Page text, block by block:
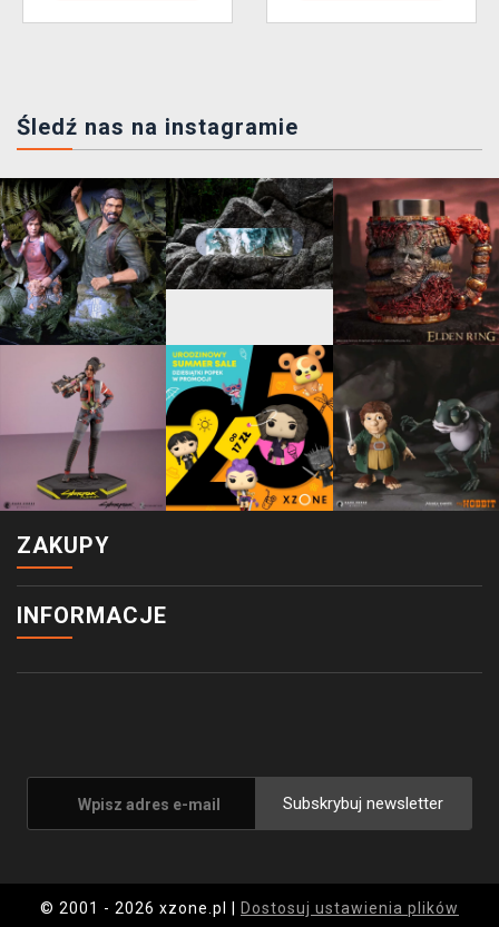
Śledź nas na instagramie
ZAKUPY
INFORMACJE
Subskrybuj newsletter
© 2001 - 2026 xzone.pl |
Dostosuj ustawienia plików